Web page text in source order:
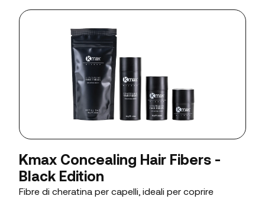
Kmax Concealing Hair Fibers -
Black Edition
Fibre di cheratina per capelli, ideali per coprire